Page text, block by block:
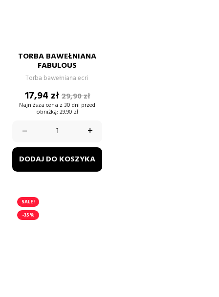
TORBA BAWEŁNIANA
FABULOUS
Torba bawełniana ecri
Cena
17,94 złCena
podstawowa
29,90 zł
Najniższa cena z 30 dni przed
obniżką: 29,90 zł
– +
DODAJ DO KOSZYKA
SALE!
-35%